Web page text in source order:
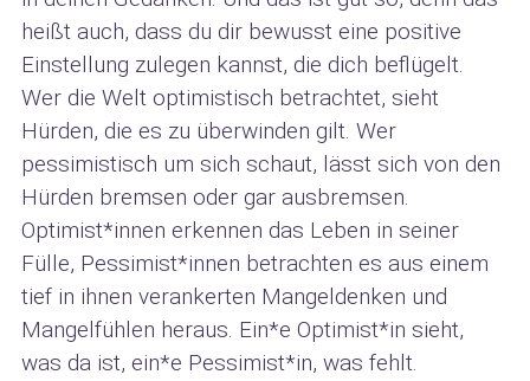
heißt auch, dass du dir bewusst eine positive
Einstellung zulegen kannst, die dich beflügelt.
Wer die Welt optimistisch betrachtet, sieht
Hürden, die es zu überwinden gilt. Wer
pessimistisch um sich schaut, lässt sich von den
Hürden bremsen oder gar ausbremsen.
Optimist*innen erkennen das Leben in seiner
Fülle, Pessimist*innen betrachten es aus einem
tief in ihnen verankerten Mangeldenken und
Mangelfühlen heraus. Ein*e Optimist*in sieht,
was da ist, ein*e Pessimist*in, was fehlt.